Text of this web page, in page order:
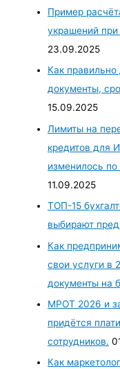
Пример
украшений
23.09.2025
Как правильно
документы,
15.09.2025
Лимиты на
кредитов для
изменилось по
11.09.2025
ТОП-15
выбирают
Как
свои услуги в
документы на
МРОТ 2026 и
придётся
сотрудников.
Как